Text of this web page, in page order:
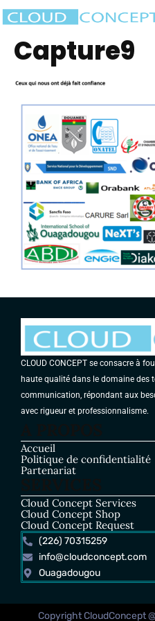
Capture9
CLOUD CONCEPT se consacre à
haute qualité dans le domaine des
communication, répondant aux
avec rigueur et professionnalisme.
Accueil
Politique de confidentialité
Partenariat
Cloud Concept Services
Cloud Concept Shop
Cloud Concept Request
(226) 70315259
info@cloudconcept.com
Ouagadougou
Copyright CloudConcept